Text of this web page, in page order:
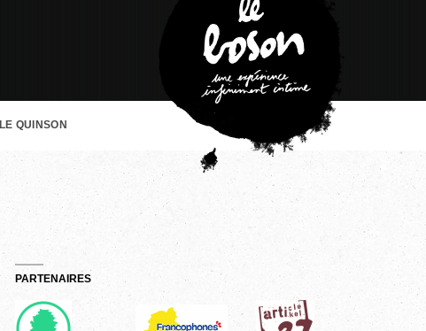
LE QUINSON
PARTENAIRES